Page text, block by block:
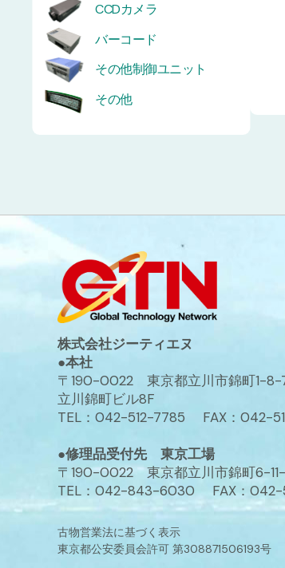
CCDカメラ
バーコード
その他制御ユニット
その他
株式会社ジーティエヌ
●本社
〒190-0022 東京都立川市錦町1-8-
立川錦町ビル8F
TEL：042-512-7785 FAX：042-
●修理品受付先 東京工場
〒190-0022 東京都立川市錦町6-11-
TEL：042-843-6030 FAX：042-
古物営業法に基づく表示
東京都公安委員会許可 第308871506193号